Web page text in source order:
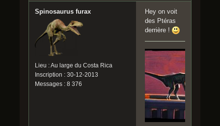
Spinosaurus furax
Lieu : Au large du Costa Rica
Inscription : 30-12-2013
Messages : 8 376
Hey on voit
des Ptéras
derrière !